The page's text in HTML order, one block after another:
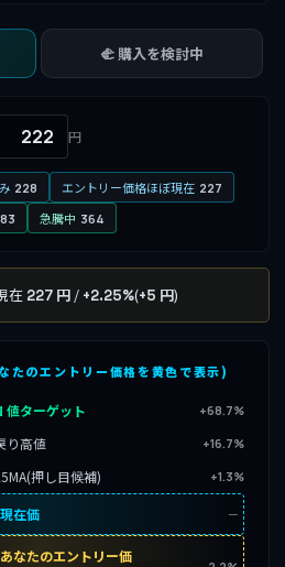
🫲 購入を検討中
円
228 エントリー価格ほぼ現在 227
急騰中 364
在 227 円 / +2.25%(+5 円)
たのエントリー価格を黄色で表示)
値ターゲット +68.7%
り高値 +16.7%
押し目候補) +1.3%
現在価 ─
あなたのエントリー価